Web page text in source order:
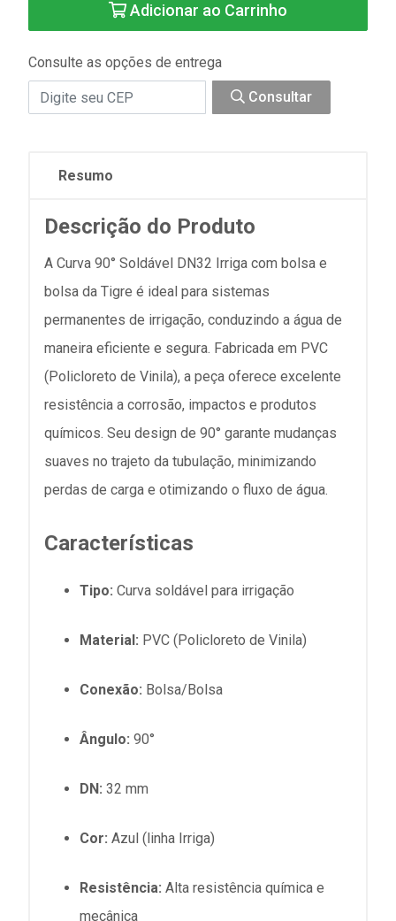
Adicionar ao Carrinho
Consulte as opções de entrega
Consultar
Resumo
Descrição do Produto
A Curva 90° Soldável DN32 Irriga com bolsa e
bolsa da Tigre é ideal para sistemas
permanentes de irrigação, conduzindo a água de
maneira eficiente e segura. Fabricada em PVC
(Policloreto de Vinila), a peça oferece excelente
resistência a corrosão, impactos e produtos
químicos. Seu design de 90° garante mudanças
suaves no trajeto da tubulação, minimizando
perdas de carga e otimizando o fluxo de água.
Características
Tipo: Curva soldável para irrigação
Material: PVC (Policloreto de Vinila)
Conexão: Bolsa/Bolsa
Ângulo: 90°
DN: 32 mm
Cor: Azul (linha Irriga)
Resistência: Alta resistência química e
mecânica